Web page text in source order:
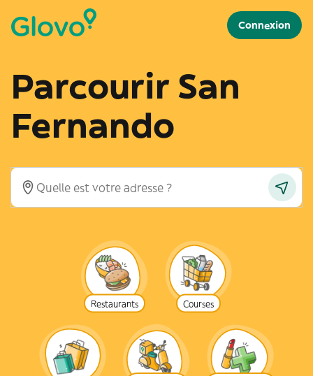
Connexion
Parcourir San
Fernando
Restaurants Courses